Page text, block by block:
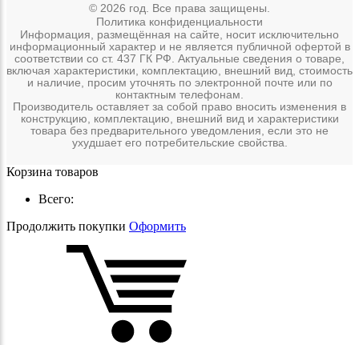
© 2026 год. Все права защищены.
Политика конфиденциальности
Информация, размещённая на сайте, носит исключительно
информационный характер и не является публичной офертой в
соответствии со ст. 437 ГК РФ. Актуальные сведения о товаре,
включая характеристики, комплектацию, внешний вид, стоимость
и наличие, просим уточнять по электронной почте или по
контактным телефонам.
Производитель оставляет за собой право вносить изменения в
конструкцию, комплектацию, внешний вид и характеристики
товара без предварительного уведомления, если это не
ухудшает его потребительские свойства.
Корзина товаров
Всего:
Продолжить покупки Оформить